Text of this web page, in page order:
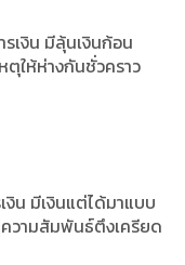
เงิน มีลุ้นเงินก้อน
ให้ห่างกันชั่วคราว
น มีเงินแต่ได้มาแบบ
วามสัมพันธ์ตึงเครียด